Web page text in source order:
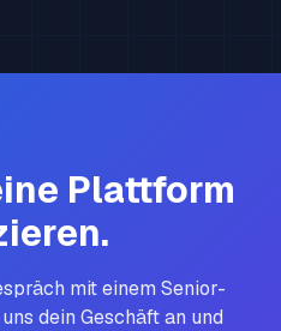
Plattform
mit einem Senior-
dein Geschäft an und